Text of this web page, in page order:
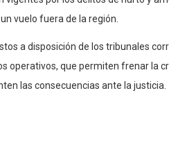
vuelo fuera de la región.
a disposición de los tribunales
operativos, que permiten frenar la
las consecuencias ante la justicia.